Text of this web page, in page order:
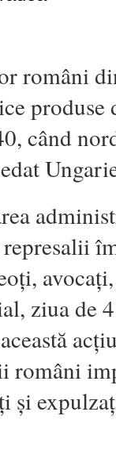
români
când
ziua de
români
și